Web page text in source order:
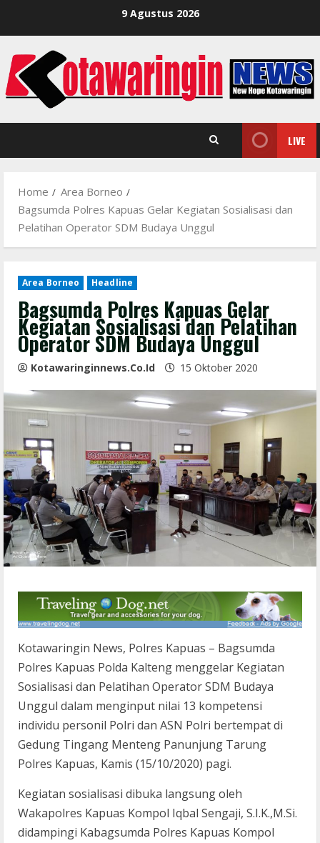
9 Agustus 2026
LIVE
Home
Area Borneo
Bagsumda Polres Kapuas Gelar Kegiatan Sosialisasi dan
Pelatihan Operator SDM Budaya Unggul
Area Borneo Headline
Bagsumda Polres Kapuas Gelar
Kegiatan Sosialisasi dan Pelatihan
Operator SDM Budaya Unggul
Kotawaringinnews.co.id 15 Oktober 2020
Kotawaringin News, Polres Kapuas – Bagsumda
Polres Kapuas Polda Kalteng menggelar Kegiatan
Sosialisasi dan Pelatihan Operator SDM Budaya
Unggul dalam menginput nilai 13 kompetensi
individu personil Polri dan ASN Polri bertempat di
Gedung Tingang Menteng Panunjung Tarung
Polres Kapuas, Kamis (15/10/2020) pagi.
Kegiatan sosialisasi dibuka langsung oleh
Wakapolres Kapuas Kompol Iqbal Sengaji, S.I.K.,M.Si.
didampingi Kabagsumda Polres Kapuas Kompol